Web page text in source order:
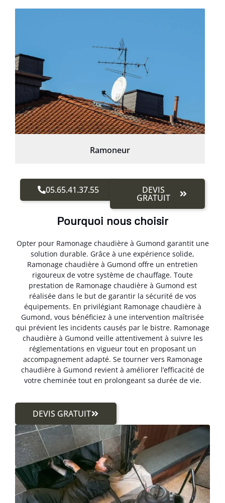
Ramoneur
05.65.41.37.55 DEVIS
GRATUIT
Pourquoi nous choisir
Opter pour Ramonage chaudière à Gumond garantit une
solution durable. Grâce à une expérience solide,
Ramonage chaudière à Gumond offre un entretien
rigoureux de votre système de chauffage. Toute
prestation de Ramonage chaudière à Gumond est
réalisée dans le but de garantir la sécurité de vos
équipements. En privilégiant Ramonage chaudière à
Gumond, vous bénéficiez à une intervention maîtrisée
qui prévient les incidents causés par le bistre. Ramonage
chaudière à Gumond veille attentivement à suivre les
réglementations en vigueur tout en proposant un
accompagnement adapté. Se tourner vers Ramonage
chaudière à Gumond revient à améliorer l’efficacité de
votre cheminée tout en prolongeant sa durée de vie.
DEVIS GRATUIT